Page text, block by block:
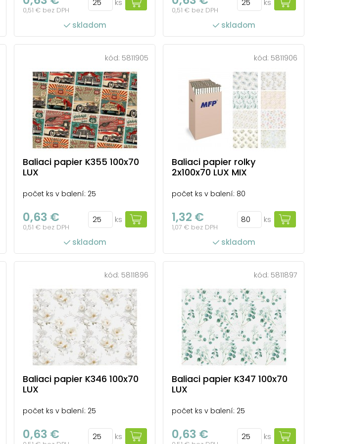
0,51 € bez DPH
ks
skladom
0,51 € bez DPH
ks
skladom
kód: 5811905
Baliaci papier K355 100x70
LUX
počet ks v balení: 25
0,63 €
0,51 € bez DPH
ks
skladom
kód: 5811906
Baliaci papier rolky
2x100x70 LUX MIX
počet ks v balení: 80
1,32 €
1,07 € bez DPH
ks
skladom
kód: 5811896
Baliaci papier K346 100x70
LUX
počet ks v balení: 25
0,63 € ks
kód: 5811897
Baliaci papier K347 100x70
LUX
počet ks v balení: 25
0,63 € ks